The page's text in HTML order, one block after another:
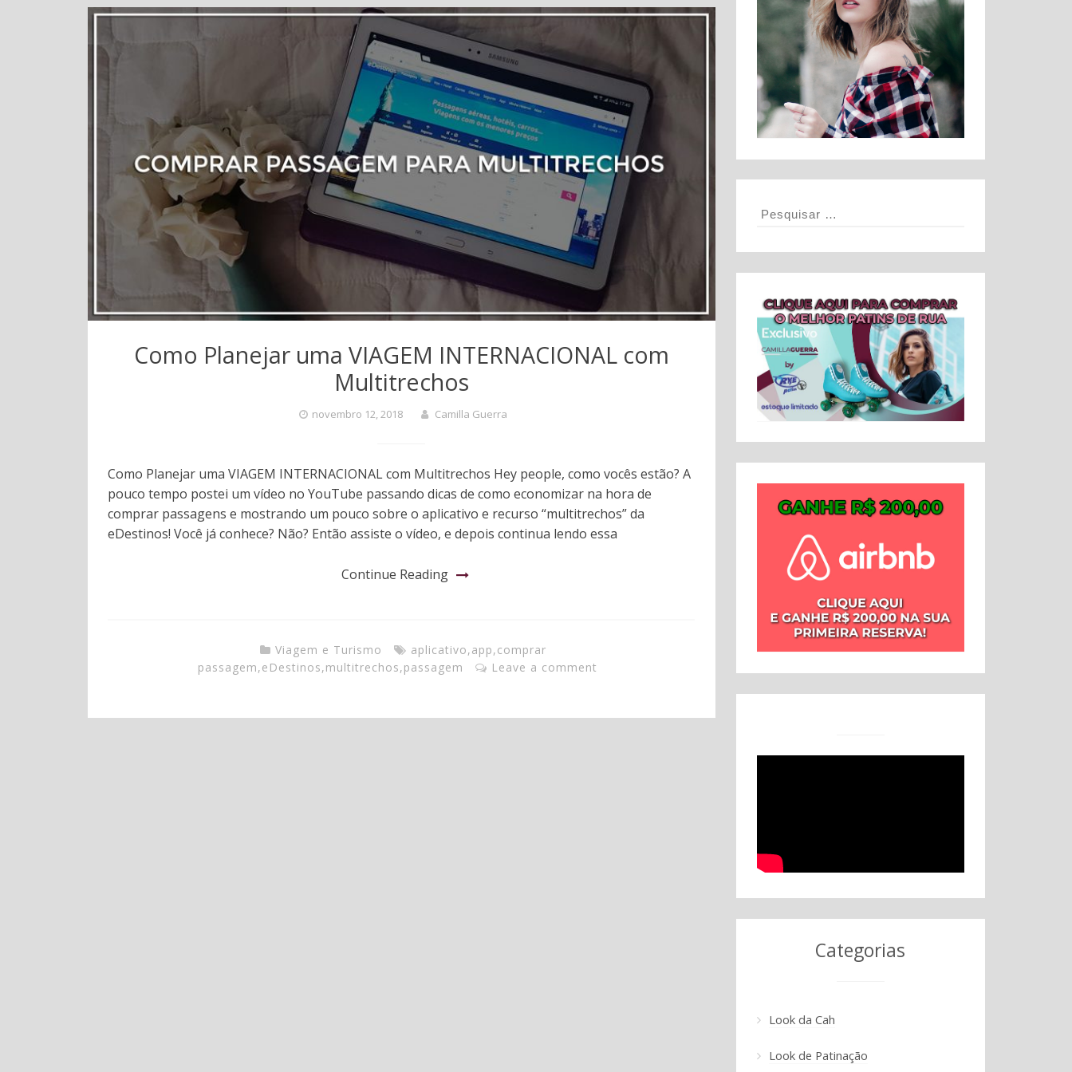
Como Planejar uma VIAGEM INTERNACIONAL com
Multitrechos
novembro 12, 2018 Camilla Guerra
Como Planejar uma VIAGEM INTERNACIONAL com Multitrechos Hey people, como vocês estão? A
pouco tempo postei um vídeo no YouTube passando dicas de como economizar na hora de
comprar passagens e mostrando um pouco sobre o aplicativo e recurso “multitrechos” da
eDestinos! Você já conhece? Não? Então assiste o vídeo, e depois continua lendo essa
Continue Reading
Viagem e Turismo aplicativo,app,comprar
passagem,eDestinos,multitrechos,passagem Leave a comment
Categorias
Look da Cah
Look de Patinação